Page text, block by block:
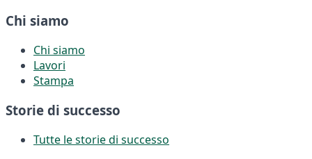
Chi siamo
Chi siamo
Lavori
Stampa
Storie di successo
Tutte le storie di successo